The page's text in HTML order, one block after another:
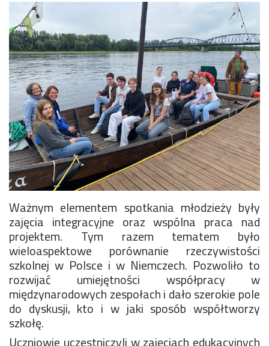
Ważnym elementem spotkania młodzieży były
zajęcia integracyjne oraz wspólna praca nad
projektem. Tym razem tematem było
wieloaspektowe porównanie rzeczywistości
szkolnej w Polsce i w Niemczech. Pozwoliło to
rozwijać umiejętności współpracy w
międzynarodowych zespołach i dało szerokie pole
do dyskusji, kto i w jaki sposób współtworzy
szkołę.
Uczniowie uczestniczyli w zajęciach edukacyjnych